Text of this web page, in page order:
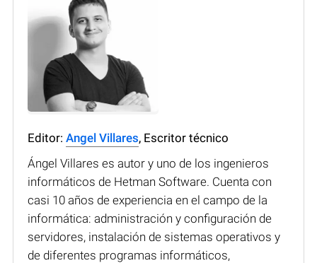
Editor: Angel Villares, Escritor técnico
Ángel Villares es autor y uno de los ingenieros
informáticos de Hetman Software. Cuenta con
casi 10 años de experiencia en el campo de la
informática: administración y configuración de
servidores, instalación de sistemas operativos y
de diferentes programas informáticos,